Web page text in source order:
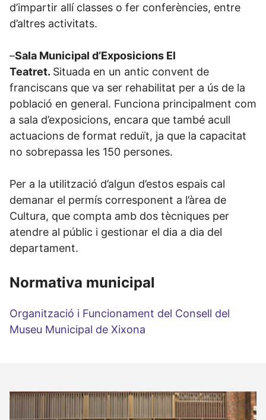
d’impartir allí classes o fer conferències, entre
d’altres activitats.
–Sala Municipal d’Exposicions El
Teatret. Situada en un antic convent de
franciscans que va ser rehabilitat per a ús de la
població en general. Funciona principalment com
a sala d’exposicions, encara que també acull
actuacions de format reduït, ja que la capacitat
no sobrepassa les 150 persones.
Per a la utilització d’algun d’estos espais cal
demanar el permís corresponent a l’àrea de
Cultura, que compta amb dos tècniques per
atendre al públic i gestionar el dia a dia del
departament.
Normativa municipal
Organització i Funcionament del Consell del
Museu Municipal de Xixona